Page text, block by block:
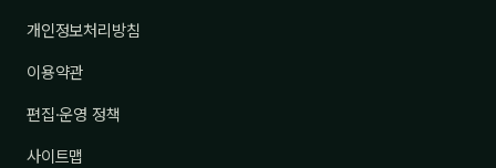
개인정보처리방침
이용약관
편집·운영 정책
사이트맵